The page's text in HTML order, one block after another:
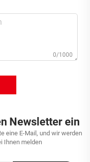
0/1000
Newsletter ein
eine E-Mail, und wir werden
Ihnen melden